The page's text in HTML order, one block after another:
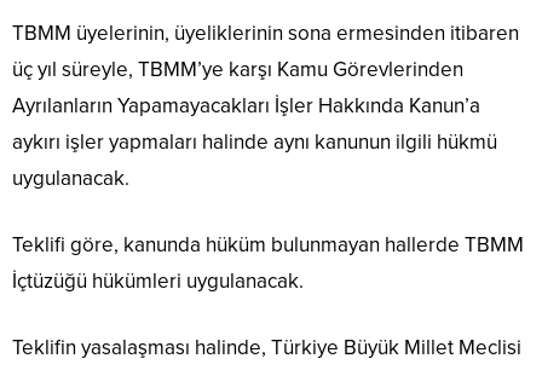
TBMM üyelerinin, üyeliklerinin sona ermesinden itibaren
üç yıl süreyle, TBMM’ye karşı Kamu Görevlerinden
Ayrılanların Yapamayacakları İşler Hakkında Kanun’a
aykırı işler yapmaları halinde aynı kanunun ilgili hükmü
uygulanacak.
Teklifi göre, kanunda hüküm bulunmayan hallerde TBMM
İçtüzüğü hükümleri uygulanacak.
Teklifin yasalaşması halinde, Türkiye Büyük Millet Meclisi